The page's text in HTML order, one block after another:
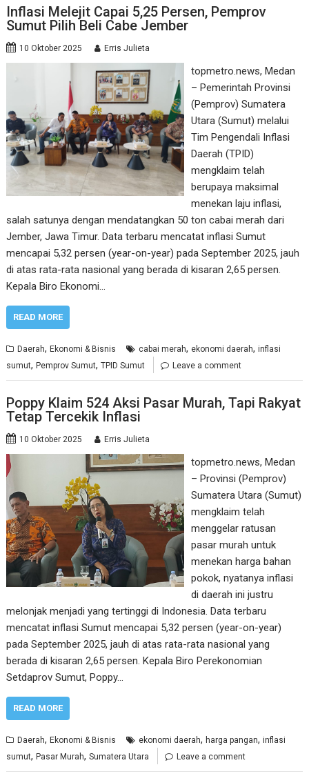
Inflasi Melejit Capai 5,25 Persen, Pemprov
Sumut Pilih Beli Cabe Jember
10 Oktober 2025 Erris Julieta
topmetro.news, Medan
– Pemerintah Provinsi
(Pemprov) Sumatera
Utara (Sumut) melalui
Tim Pengendali Inflasi
Daerah (TPID)
mengklaim telah
berupaya maksimal
menekan laju inflasi,
salah satunya dengan mendatangkan 50 ton cabai merah dari
Jember, Jawa Timur. Data terbaru mencatat inflasi Sumut
mencapai 5,32 persen (year-on-year) pada September 2025, jauh
di atas rata-rata nasional yang berada di kisaran 2,65 persen.
Kepala Biro Ekonomi…
READ MORE
Daerah,Ekonomi & Bisnis cabai merah, ekonomi daerah,inflasi
sumut,Pemprov Sumut,TPID Sumut Leave a comment
Poppy Klaim 524 Aksi Pasar Murah, Tapi Rakyat
Tetap Tercekik Inflasi
10 Oktober 2025 Erris Julieta
topmetro.news, Medan
– Provinsi (Pemprov)
Sumatera Utara (Sumut)
mengklaim telah
menggelar ratusan
pasar murah untuk
menekan harga bahan
pokok, nyatanya inflasi
di daerah ini justru
melonjak menjadi yang tertinggi di Indonesia. Data terbaru
mencatat inflasi Sumut mencapai 5,32 persen (year-on-year)
pada September 2025, jauh di atas rata-rata nasional yang
berada di kisaran 2,65 persen. Kepala Biro Perekonomian
Setdaprov Sumut, Poppy…
READ MORE
Daerah,Ekonomi & Bisnis ekonomi daerah,harga pangan,inflasi
sumut,Pasar Murah,Sumatera Utara Leave a comment